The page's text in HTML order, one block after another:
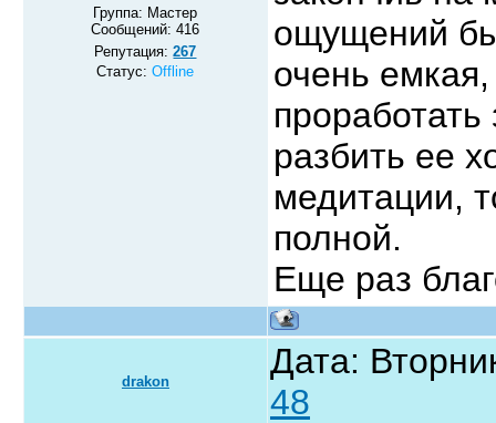
Группа: Мастер
Сообщений:416
Репутация:267
Статус:Offline
ощущений
очень
разбить ее
медитации,
полной.
Еще раз
drakon
Дата:
48